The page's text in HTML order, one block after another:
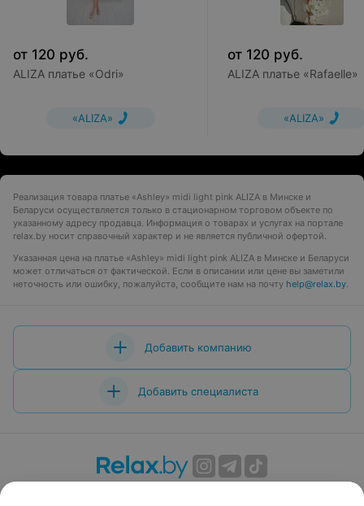
от 120 руб.
ALIZA платье «Odri»
«ALIZA»
от 120 руб.
ALIZA платье «Rafaelle»
«ALIZA»
Реализация товара платье «Ashley» midi light pink ALIZA в Минске и
Беларуси осуществляется только в стационарном торговом объекте по
указанному адресу продавца. Информация о товарах и услугах на портале
relax.by носит справочный характер и не является публичной офертой.
Указанная цена на платье «Ashley» midi light pink ALIZA в Минске и Беларуси
может отличаться от фактической. Если в описании или цене вы заметили
неточность или ошибку, пожалуйста, сообщите нам на почту help@relax.by.
Добавить компанию
Добавить специалиста